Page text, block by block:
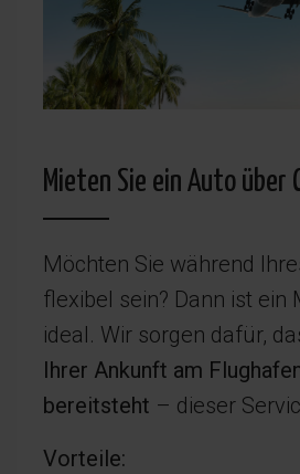
Mieten Sie ein Auto über
Möchten Sie während
flexibel sein? Dann ist ein
ideal. Wir sorgen dafür,
Ihrer Ankunft am
bereitsteht – dieser
Vorteile: